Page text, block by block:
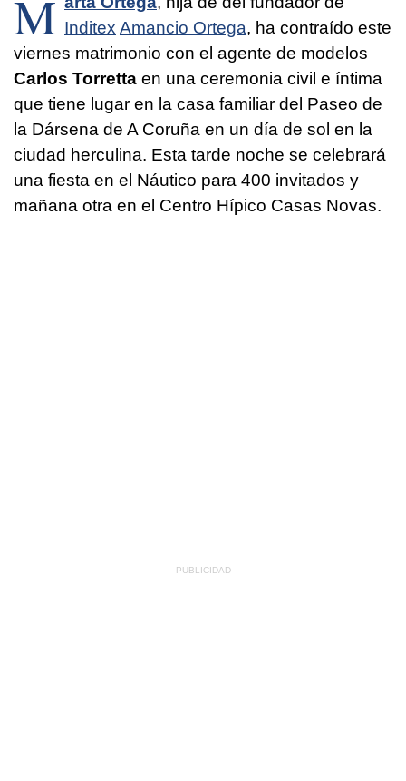
M Inditex Amancio Ortega, ha contraído este
viernes matrimonio con el agente de modelos
Carlos Torretta en una ceremonia civil e íntima
que tiene lugar en la casa familiar del Paseo de
la Dársena de A Coruña en un día de sol en la
ciudad herculina. Esta tarde noche se celebrará
una fiesta en el Náutico para 400 invitados y
mañana otra en el Centro Hípico Casas Novas.